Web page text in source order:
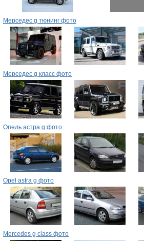
Мерседес g тюнинг фото
Мерседес g класс фото
Опель астра g фото
Opel astra g фото
Mercedes g class фото